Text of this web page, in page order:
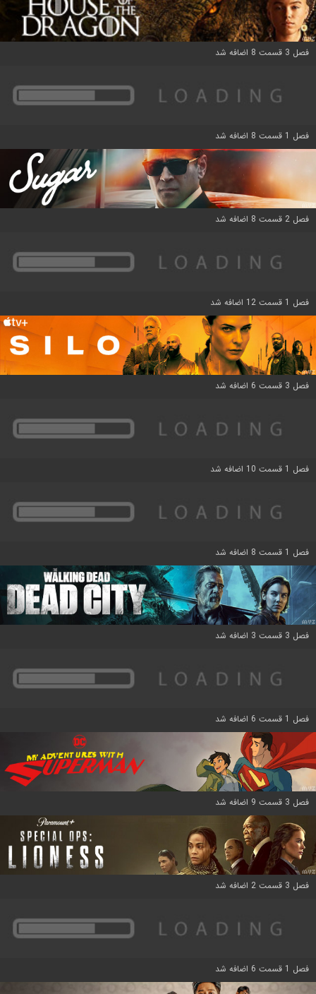
فصل 3 قسمت 8 اضافه شد
فصل 1 قسمت 8 اضافه شد
فصل 2 قسمت 8 اضافه شد
فصل 1 قسمت 12 اضافه شد
فصل 3 قسمت 6 اضافه شد
فصل 1 قسمت 10 اضافه شد
فصل 1 قسمت 8 اضافه شد
فصل 3 قسمت 3 اضافه شد
فصل 1 قسمت 6 اضافه شد
فصل 3 قسمت 9 اضافه شد
فصل 3 قسمت 2 اضافه شد
فصل 1 قسمت 6 اضافه شد